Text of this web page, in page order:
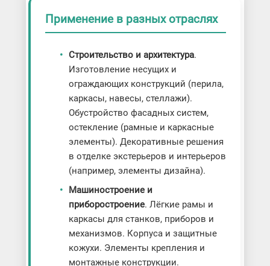
Применение в разных отраслях
Строительство и архитектура.
Изготовление несущих и
ограждающих конструкций (перила,
каркасы, навесы, стеллажи).
Обустройство фасадных систем,
остекление (рамные и каркасные
элементы). Декоративные решения
в отделке экстерьеров и интерьеров
(например, элементы дизайна).
Машиностроение и
приборостроение. Лёгкие рамы и
каркасы для станков, приборов и
механизмов. Корпуса и защитные
кожухи. Элементы крепления и
монтажные конструкции.